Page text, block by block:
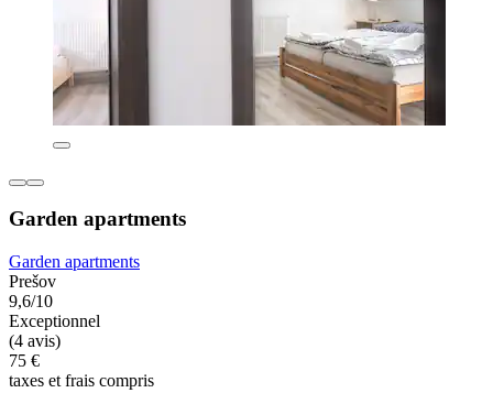
Garden apartments
Garden apartments
Prešov
9,6/10
Exceptionnel
(4 avis)
75 €
taxes et frais compris